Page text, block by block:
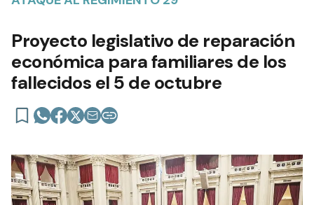
Proyecto legislativo de reparación
económica para familiares de los
fallecidos el 5 de octubre